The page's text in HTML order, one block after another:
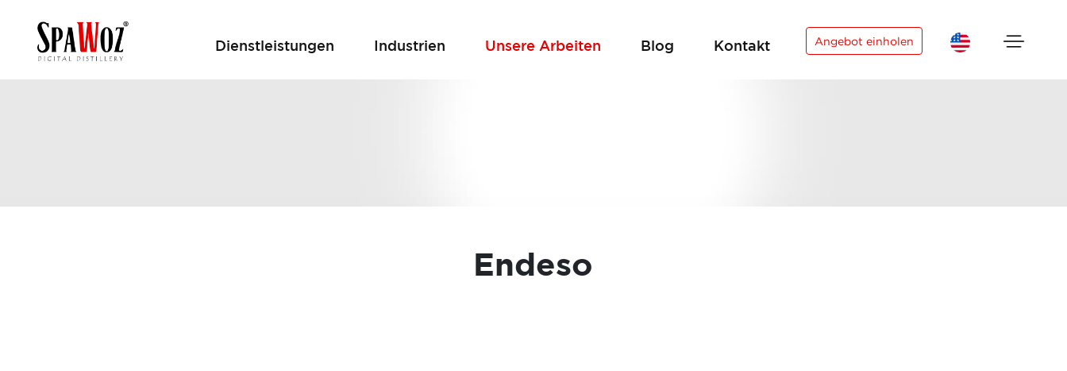
Dienstleistungen Industrien Unsere Arbeiten Blog Kontakt Angebot einholen
Endeso